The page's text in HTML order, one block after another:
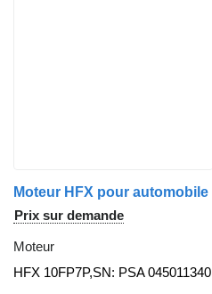
Prix sur demande
Moteur
HFX 10FP7P,SN: PSA 045011340